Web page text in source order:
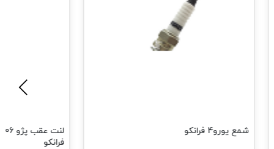
لنت عقب پژو 206